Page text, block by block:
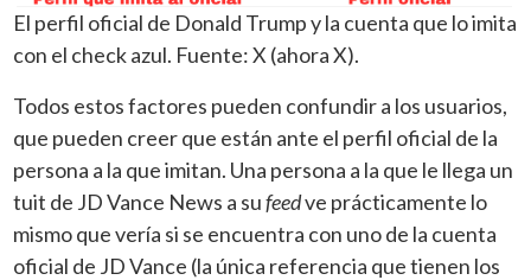
El perfil oficial de Donald Trump y la cuenta que lo imita
con el check azul. Fuente: X (ahora X).
Todos estos factores pueden confundir a los usuarios,
que pueden creer que están ante el perfil oficial de la
persona a la que imitan. Una persona a la que le llega un
tuit de JD Vance News a sufeedve prácticamente lo
mismo que vería si se encuentra con uno de la cuenta
oficial de JD Vance (la única referencia que tienen los